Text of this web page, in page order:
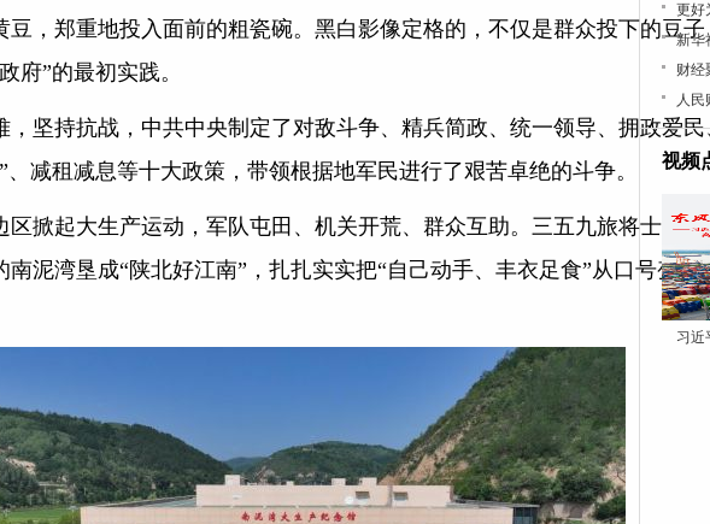
豆，郑重地投入面前的粗瓷碗。黑白影像定格的，不仅是群众投下的豆子
府”的最初实践。
，坚持抗战，中共中央制定了对敌斗争、精兵简政、统一领导、拥政爱民
、减租减息等十大政策，带领根据地军民进行了艰苦卓绝的斗争。
区掀起大生产运动，军队屯田、机关开荒、群众互助。三五九旅将士抡起
南泥湾垦成“陕北好江南”，扎扎实实把“自己动手、丰衣足食”从口号变为
更好
新华
财经
人民
视频
习近